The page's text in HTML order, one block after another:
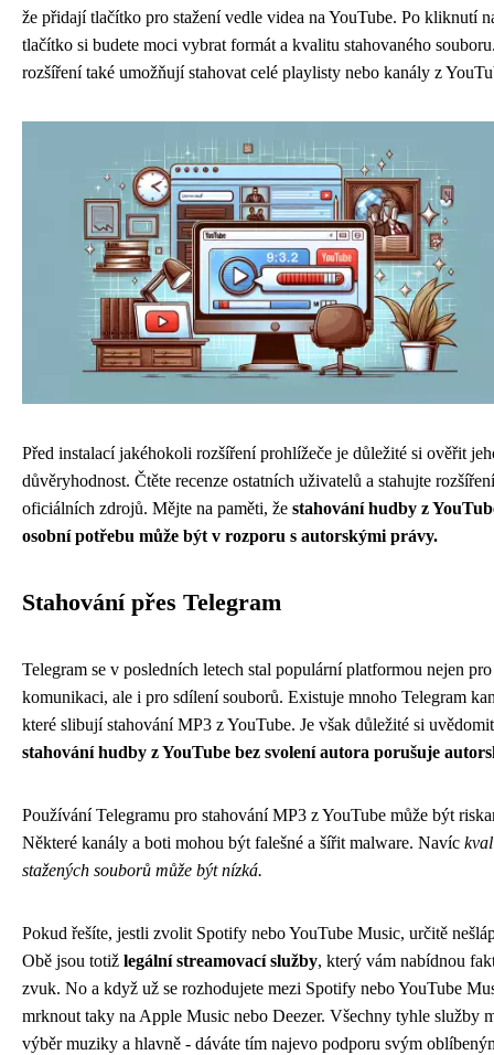
že přidají tlačítko pro stažení vedle videa na YouTube. Po kliknutí
tlačítko si budete moci vybrat formát a kvalitu stahovaného
rozšíření také umožňují stahovat celé playlisty nebo kanály z
Před instalací jakéhokoli rozšíření prohlížeče je důležité si ověřit
důvěryhodnost. Čtěte recenze ostatních uživatelů a stahujte
oficiálních zdrojů. Mějte na paměti, že stahování hudby z
osobní potřebu může být v rozporu s autorskými právy.
Stahování přes Telegram
Telegram se v posledních letech stal populární platformou nejen pro
komunikaci, ale i pro sdílení souborů. Existuje mnoho Telegram
které slibují stahování MP3 z YouTube. Je však důležité si
stahování hudby z YouTube bez svolení autora porušuje
Používání Telegramu pro stahování MP3 z YouTube může být
Některé kanály a boti mohou být falešné a šířit malware. Navíc
stažených souborů může být nízká.
Pokud řešíte, jestli zvolit Spotify nebo YouTube Music, určitě
Obě jsou totiž legální streamovací služby, který vám nabídnou
zvuk. No a když už se rozhodujete mezi Spotify nebo YouTube
mrknout taky na Apple Music nebo Deezer. Všechny tyhle služby
výběr muziky a hlavně - dáváte tím najevo podporu svým